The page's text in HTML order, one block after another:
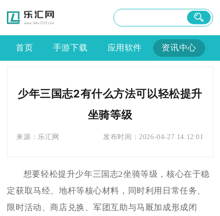
首页 手游下载 应用软件 资讯中心
少年三国志2有什么方法可以轻松提升
坐骑等级
来源： 乐汇网 发布时间： 2026-04-27 14:12:01
想要轻松提升少年三国志2坐骑等级，核心在于稳
定获取马经、地杆等核心材料，同时利用日常任务、
限时活动、商店兑换、军团互助与马厩加成形成闭